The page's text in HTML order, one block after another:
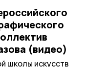
(видео)
школы искусств